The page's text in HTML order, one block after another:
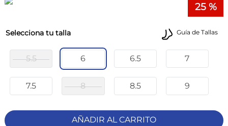
25 %
Guía de Tallas
talla
5.5 6 6.5 7
7.5 8 8.5 9
AÑADIR AL CARRITO